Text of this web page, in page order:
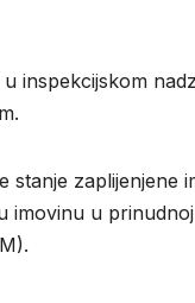
inspekcijskom
stanje
imovinu u